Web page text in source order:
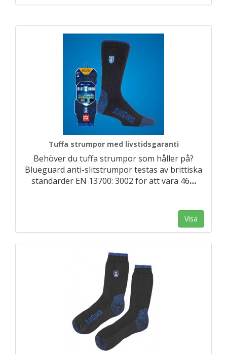
Tuffa strumpor med livstidsgaranti
Behöver du tuffa strumpor som håller på?
Blueguard anti-slitstrumpor testas av brittiska
standarder EN 13700: 3002 för att vara 46…
Visa